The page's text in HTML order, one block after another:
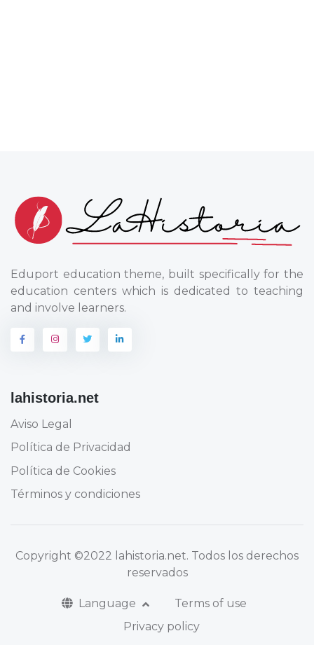
Eduport education theme, built specifically for the
education centers which is dedicated to teaching
and involve learners.
lahistoria.net
Aviso Legal
Política de Privacidad
Política de Cookies
Términos y condiciones
Copyright ©2022 lahistoria.net. Todos los derechos
reservados
Language
Terms of use
Privacy policy